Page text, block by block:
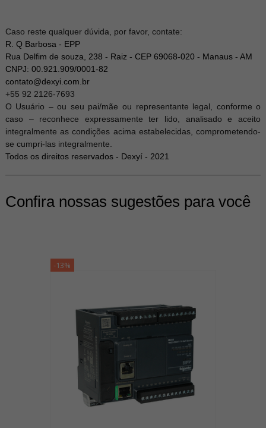
Caso reste qualquer dúvida, por favor, contate:
R. Q Barbosa - EPP
Rua Delfim de souza, 238 - Raiz - CEP 69068-020 - Manaus - AM
CNPJ: 00.921.909/0001-82
contato@dexyi.com.br
+55 92 2126-7693
O Usuário – ou seu pai/mãe ou representante legal, conforme o
caso – reconhece expressamente ter lido, analisado e aceito
integralmente as condições acima estabelecidas, comprometendo-
se cumpri-las integralmente.
Todos os direitos reservados - Dexyí - 2021
Confira nossas sugestões para você
-13%